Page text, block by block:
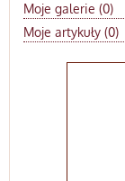
Moje galerie (0)
Moje artykuły (0)